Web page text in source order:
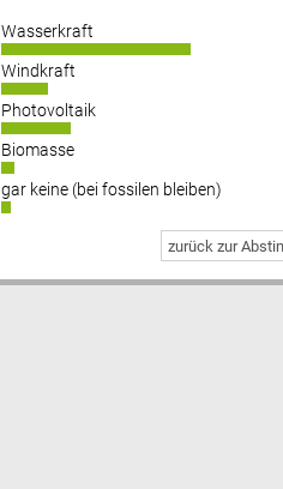
Wasserkraft
Windkraft
Photovoltaik
Biomasse
gar keine (bei fossilen bleiben)
zurück zur